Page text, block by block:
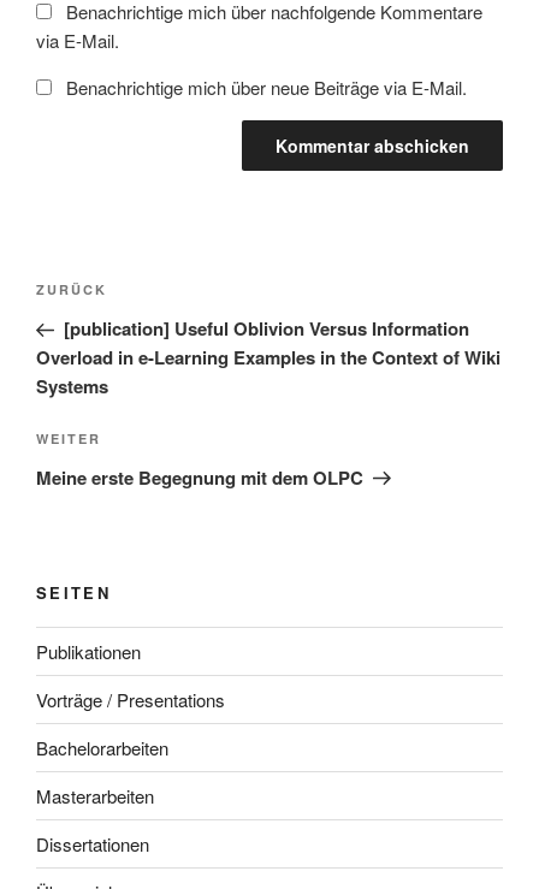
Benachrichtige mich über nachfolgende Kommentare
via E-Mail.
Benachrichtige mich über neue Beiträge via E-Mail.
Beitragsnavigation
Vorheriger
Beitrag
ZURÜCK
[publication] Useful Oblivion Versus Information
Overload in e-Learning Examples in the Context of Wiki
Systems
Nächster
Beitrag
WEITER
Meine erste Begegnung mit dem OLPC
SEITEN
Publikationen
Vorträge / Presentations
Bachelorarbeiten
Masterarbeiten
Dissertationen